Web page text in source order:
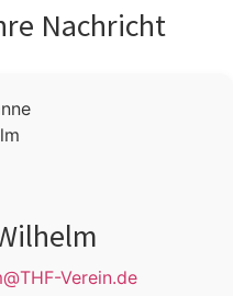
Nachricht
Verein.de